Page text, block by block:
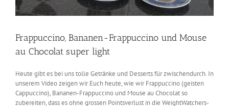
Frappuccino, Bananen-Frappuccino und Mouse
au Chocolat super light
Heute gibt es bei uns tolle Getränke und Desserts für zwischendurch. In
unserem Video zeigen wir Euch heute, wie wir Frappuccino (geisten
Cappuccino), Bananen-Frappuccino und Mouse au Chocolat so
zubereiten, dass es ohne grossen Pointsverlust in die WeightWatchers-